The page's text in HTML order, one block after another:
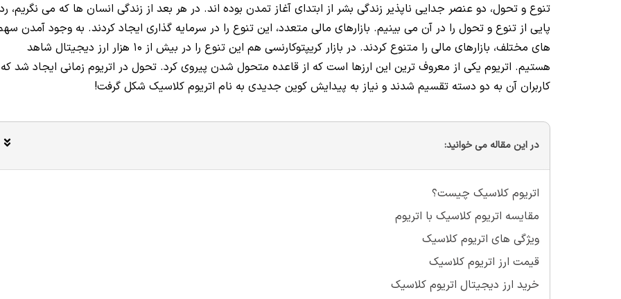
تنوع و تحول، دو عنصر جدایی ناپذیر زندگی بشر از ابتدای آغاز تمدن بوده اند. در هر بعد از زندگی انسان ها که می نگریم، رد
پایی از تنوع و تحول را در آن می بینیم. بازارهای مالی متعدد، این تنوع را در سرمایه گذاری ایجاد کردند. به وجود آمدن
های مختلف، بازارهای مالی را متنوع کردند. در بازار کریپتوکارنسی هم این تنوع را در بیش از 10 هزار ارز دیجیتال شاهد
هستیم. اتریوم یکی از معروف ترین این ارزها است که از قاعده متحول شدن پیروی کرد. تحول در اتریوم زمانی ایجاد شد که
کاربران آن به دو دسته تقسیم شدند و نیاز به پیدایش کوین جدیدی به نام اتریوم کلاسیک شکل گرفت!
در این مقاله می خوانید:
اتریوم کلاسیک چیست؟
مقایسه اتریوم کلاسیک با اتریوم
ویژگی های اتریوم کلاسیک
قیمت ارز اتریوم کلاسیک
خرید ارز دیجیتال اتریوم کلاسیک